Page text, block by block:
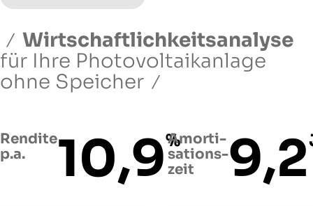
Wirtschaftlichkeitsanalyse
für Ihre Photovoltaikanlage
ohne Speicher
Rendite
p.a.
10,9%
Amorti­
sations­
zeit
9,2